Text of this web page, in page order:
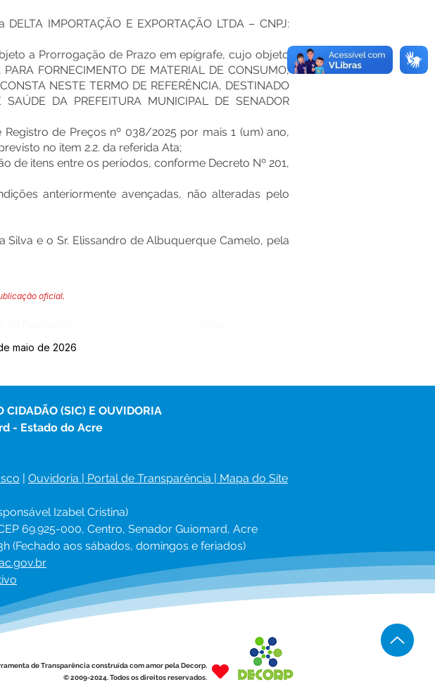
IMPORTAÇÃO E EXPORTAÇÃO LTDA – CNPJ:
a Prorrogação de Prazo em epígrafe, cujo objeto
FORNECIMENTO DE MATERIAL DE CONSUMO,
NESTE TERMO DE REFERÊNCIA, DESTINADO
DA PREFEITURA MUNICIPAL DE SENADOR
de Preços nº 038/2025 por mais 1 (um) ano,
no item 2.2. da referida Ata;
de itens entre os períodos, conforme Decreto Nº 201,
anteriormente avençadas, não alteradas pelo
Silva e o Sr. Elissandro de Albuquerque Camelo, pela
oficial.
maio de 2026
CIDADÃO (SIC) E OUVIDORIA
- Estado do Acre
| Ouvidoria | Portal de Transparência | Mapa do Site
Izabel Cristina)
69.925-000, Centro, Senador Guiomard, Acre
(Fechado aos sábados, domingos e feriados)
de Transparência construída com amor pela Decorp.
© 2009-2024. Todos os direitos reservados.